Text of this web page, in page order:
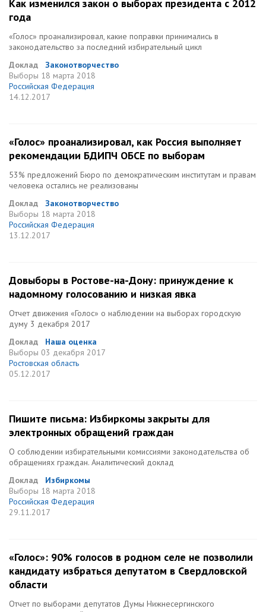
Как изменился закон о выборах президента с 2012
года
«Голос» проанализировал, какие поправки принимались в
законодательство за последний избирательный цикл
Доклад
Законотворчество
Выборы 18 марта 2018
Российская Федерация
14.12.2017
«Голос» проанализировал, как Россия выполняет
рекомендации БДИПЧ ОБСЕ по выборам
53% предложений Бюро по демократическим институтам и правам
человека остались не реализованы
Доклад
Законотворчество
Выборы 18 марта 2018
Российская Федерация
13.12.2017
Довыборы в Ростове-на-Дону: принуждение к
надомному голосованию и низкая явка
Отчет движения «Голос» о наблюдении на выборах городскую
думу 3 декабря 2017
Доклад
Наша оценка
Выборы 03 декабря 2017
Ростовская область
05.12.2017
Пишите письма: Избиркомы закрыты для
электронных обращений граждан
О соблюдении избирательными комиссиями законодательства об
обращениях граждан. Аналитический доклад
Доклад
Избиркомы
Выборы 18 марта 2018
Российская Федерация
29.11.2017
«Голос»: 90% голосов в родном селе не позволили
кандидату избраться депутатом в Свердловской
области
Отчет по выборами депутатов Думы Нижнесергинского